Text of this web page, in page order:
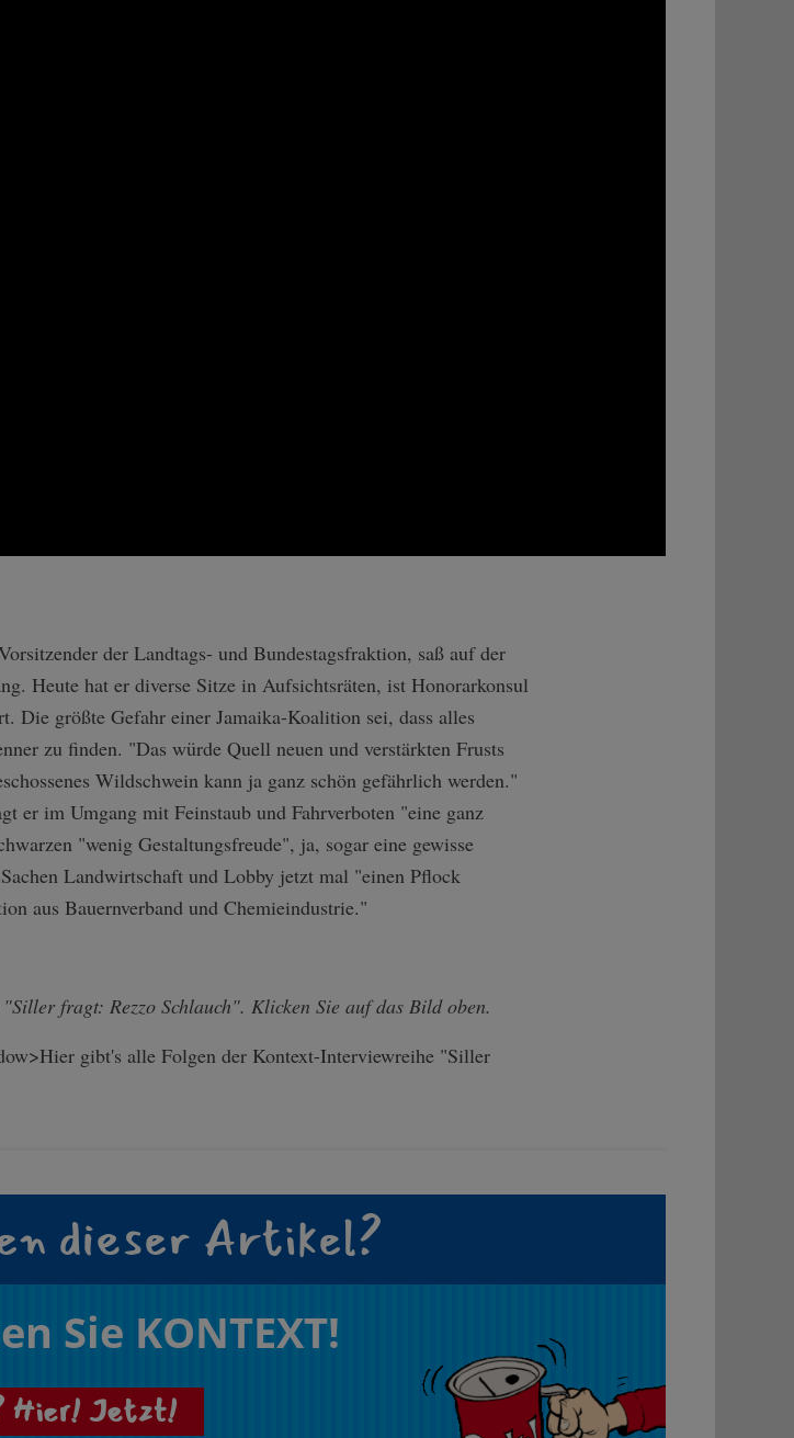
der Landtags- und Bundestagsfraktion, saß auf der
Heute hat er diverse Sitze in Aufsichtsräten, ist Honorarkonsul
Die größte Gefahr einer Jamaika-Koalition sei, dass alles
zu finden. "Das würde Quell neuen und verstärkten Frusts
Wildschwein kann ja ganz schön gefährlich werden."
er im Umgang mit Feinstaub und Fahrverboten "eine ganz
"wenig Gestaltungsfreude", ja, sogar eine gewisse
Landwirtschaft und Lobby jetzt mal "einen Pflock
aus Bauernverband und Chemieindustrie."
fragt: Rezzo Schlauch". Klicken Sie auf das Bild oben.
gibt's alle Folgen der Kontext-Interviewreihe "Siller
dieser Artikel?
Sie KONTEXT!
Hier! Jetzt!